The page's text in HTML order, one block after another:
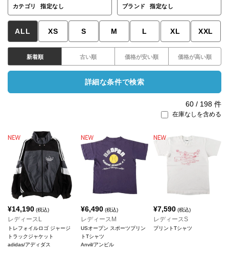
カテゴリ 指定なし ブランド 指定なし
ALL XS S M L XL XXL
新着順 古い順 価格が安い順 価格が高い順
詳細な条件で検索
60 / 198 件
在庫なしを含める
¥14,190 (税込)
レディースL
トレフォイルロゴ ジャージ
トラックジャケット
adidas/アディダス
¥6,490(税込)
レディースM
USオープン スポーツプリン
トTシャツ
Anvil/アンビル
¥7,590 (税込)
レディースS
プリントTシャツ